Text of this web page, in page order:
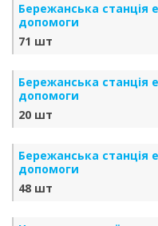
Бережанська станція
допомоги
71 шт
Бережанська станція
допомоги
20 шт
Бережанська станція
допомоги
48 шт